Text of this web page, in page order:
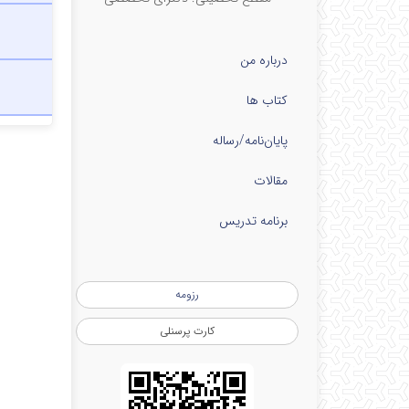
درباره من
کتاب ها
پایان‌نامه‌/رساله
مقالات
برنامه تدریس
رزومه
کارت پرسنلی